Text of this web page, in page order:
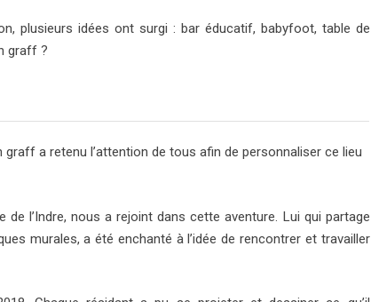
plusieurs idées ont surgi : bar éducatif, babyfoot, table de
graff ?
graff a retenu l’attention de tous afin de personnaliser ce lieu
l’Indre, nous a rejoint dans cette aventure. Lui qui partage
murales, a été enchanté à l’idée de rencontrer et travailler